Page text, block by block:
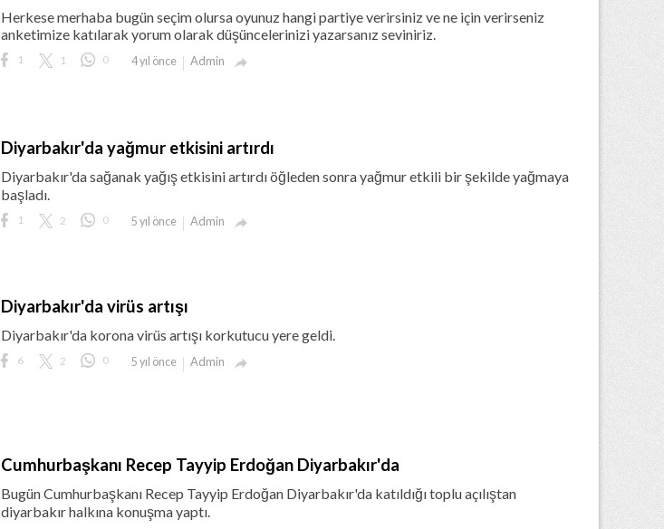
Herkese merhaba bugün seçim olursa oyunuz hangi partiye verirsiniz ve ne için verirseniz
anketimize katılarak yorum olarak düşüncelerinizi yazarsanız seviniriz.
1 1 0 4 yıl önce Admin 
Diyarbakır'da yağmur etkisini artırdı
Diyarbakır'da sağanak yağış etkisini artırdı öğleden sonra yağmur etkili bir şekilde yağmaya
başladı.
1 2 0 5 yıl önce Admin 
Diyarbakır'da virüs artışı
Diyarbakır'da korona virüs artışı korkutucu yere geldi.
6 2 0 5 yıl önce Admin 
Cumhurbaşkanı Recep Tayyip Erdoğan Diyarbakır'da
Bugün Cumhurbaşkanı Recep Tayyip Erdoğan Diyarbakır'da katıldığı toplu açılıştan
diyarbakır halkına konuşma yaptı.